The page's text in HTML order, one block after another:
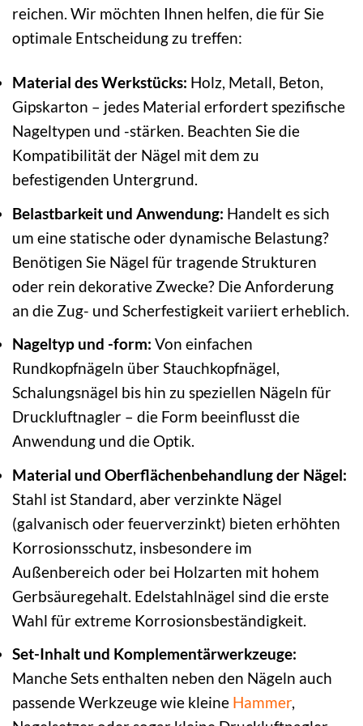
reichen. Wir möchten Ihnen helfen, die für Sie
optimale Entscheidung zu treffen:
Material des Werkstücks: Holz, Metall, Beton,
Gipskarton – jedes Material erfordert spezifische
Nageltypen und -stärken. Beachten Sie die
Kompatibilität der Nägel mit dem zu
befestigenden Untergrund.
Belastbarkeit und Anwendung: Handelt es sich
um eine statische oder dynamische Belastung?
Benötigen Sie Nägel für tragende Strukturen
oder rein dekorative Zwecke? Die Anforderung
an die Zug- und Scherfestigkeit variiert erheblich.
Nageltyp und -form: Von einfachen
Rundkopfnägeln über Stauchkopfnägel,
Schalungsnägel bis hin zu speziellen Nägeln für
Druckluftnagler – die Form beeinflusst die
Anwendung und die Optik.
Material und Oberflächenbehandlung der Nägel:
Stahl ist Standard, aber verzinkte Nägel
(galvanisch oder feuerverzinkt) bieten erhöhten
Korrosionsschutz, insbesondere im
Außenbereich oder bei Holzarten mit hohem
Gerbsäuregehalt. Edelstahlnägel sind die erste
Wahl für extreme Korrosionsbeständigkeit.
Set-Inhalt und Komplementärwerkzeuge:
Manche Sets enthalten neben den Nägeln auch
passende Werkzeuge wie kleine Hammer,